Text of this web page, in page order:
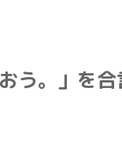
う。」を